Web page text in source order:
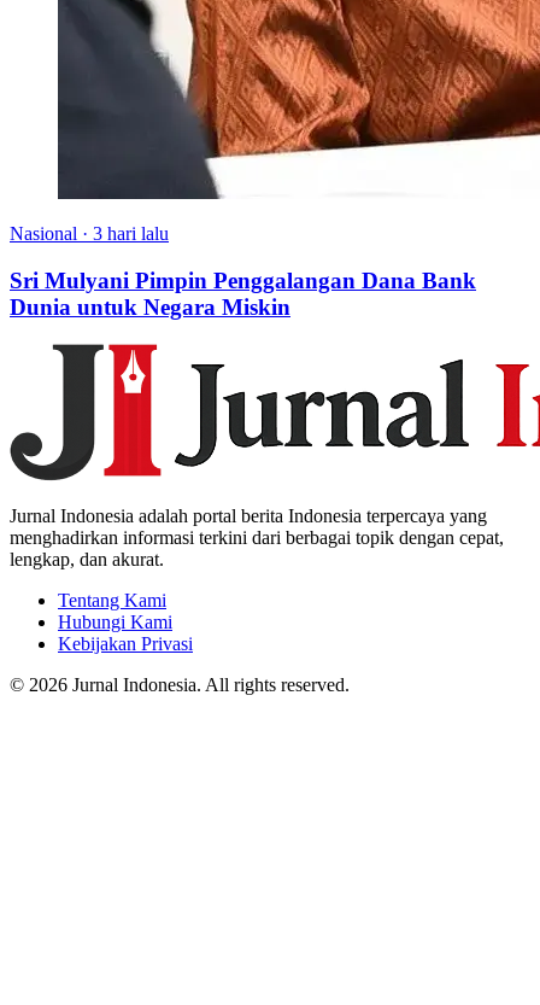
Nasional · 3 hari lalu
Sri Mulyani Pimpin Penggalangan Dana Bank
Dunia untuk Negara Miskin
Jurnal Indonesia adalah portal berita Indonesia terpercaya yang
menghadirkan informasi terkini dari berbagai topik dengan cepat,
lengkap, dan akurat.
Tentang Kami
Hubungi Kami
Kebijakan Privasi
© 2026 Jurnal Indonesia. All rights reserved.